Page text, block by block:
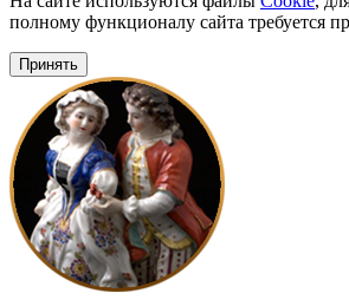
полному функционалу сайта требуется
Принять